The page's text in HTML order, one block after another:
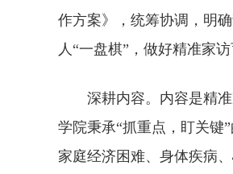
作方案》，统筹协调，明
人“一盘棋”，做好精准家访
深耕内容。内容是精
学院秉承“抓重点，盯关键
家庭经济困难、身体疾病